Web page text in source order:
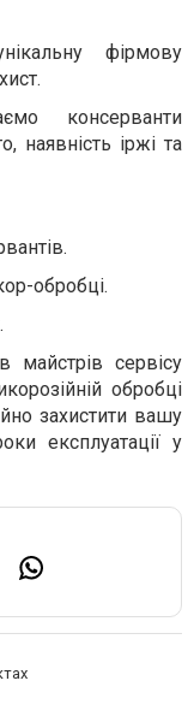
фірмову
консерванти
наявність іржі та
обробці.
майстрів сервісу
обробці
захистити вашу
експлуатації у